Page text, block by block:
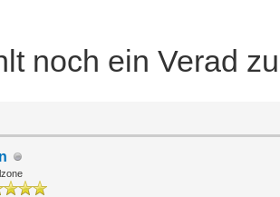
noch ein Verad